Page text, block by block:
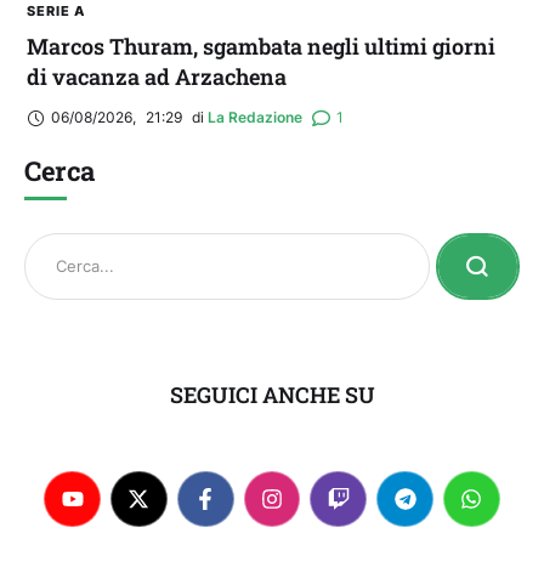
SERIE A
Marcos Thuram, sgambata negli ultimi giorni
di vacanza ad Arzachena
06/08/2026, 21:29 di La Redazione 1
Cerca
SEGUICI ANCHE SU